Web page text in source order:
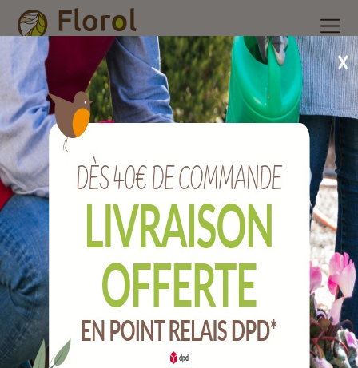
Accueil Nos produits /Outils de jardin/ Agriculture /Fourche
à fumier à douille, emmanchée fibre.
Fourche à fumier à douille, emmanchée
fibre.
Ref : JFFF4PEMP